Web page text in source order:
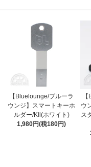
【Bluelounge/ブルーラ
ウンジ】スマートキーホ
ルダー/Kii(ホワイト)
1,980円(税180円)
ウ
ス